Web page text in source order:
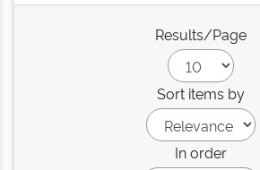
Results/Page
Sort items by
In order